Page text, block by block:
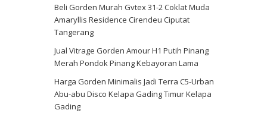
Beli Gorden Murah Gvtex 31-2 Coklat Muda
Amaryllis Residence Cirendeu Ciputat
Tangerang
Jual Vitrage Gorden Amour H1 Putih Pinang
Merah Pondok Pinang Kebayoran Lama
Harga Gorden Minimalis Jadi Terra C5-Urban
Abu-abu Disco Kelapa Gading Timur Kelapa
Gading